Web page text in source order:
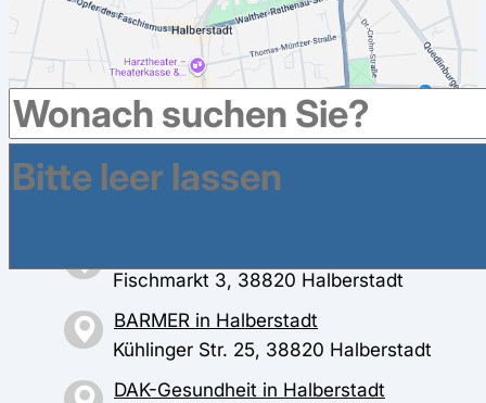
Umkreis in Halberstadt
Fischmarkt 3, 38820 Halberstadt
BARMER in Halberstadt
Kühlinger Str. 25, 38820 Halberstadt
DAK-Gesundheit in Halberstadt